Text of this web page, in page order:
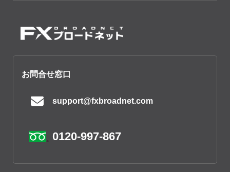
お問合せ窓口
support@fxbroadnet.com
0120-997-867